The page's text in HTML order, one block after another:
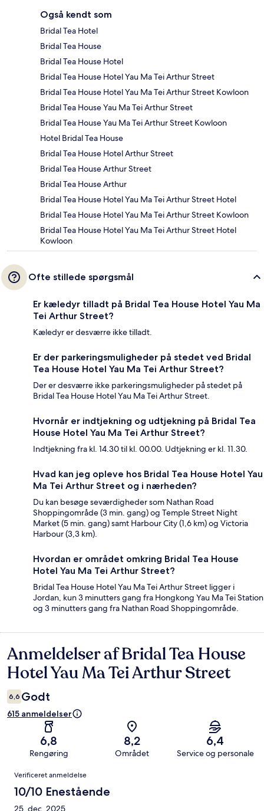
Også kendt som
Bridal Tea Hotel
Bridal Tea House
Bridal Tea House Hotel
Bridal Tea House Hotel Yau Ma Tei Arthur Street
Bridal Tea House Hotel Yau Ma Tei Arthur Street Kowloon
Bridal Tea House Yau Ma Tei Arthur Street
Bridal Tea House Yau Ma Tei Arthur Street Kowloon
Hotel Bridal Tea House
Bridal Tea House Hotel Arthur Street
Bridal Tea House Arthur Street
Bridal Tea House Arthur
Bridal Tea House Hotel Yau Ma Tei Arthur Street Hotel
Bridal Tea House Hotel Yau Ma Tei Arthur Street Kowloon
Bridal Tea House Hotel Yau Ma Tei Arthur Street Hotel
Kowloon
Ofte stillede spørgsmål
Er kæledyr tilladt på Bridal Tea House Hotel Yau Ma
Tei Arthur Street?
Kæledyr er desværre ikke tilladt.
Er der parkeringsmuligheder på stedet ved Bridal
Tea House Hotel Yau Ma Tei Arthur Street?
Der er desværre ikke parkeringsmuligheder på stedet på
Bridal Tea House Hotel Yau Ma Tei Arthur Street.
Hvornår er indtjekning og udtjekning på Bridal Tea
House Hotel Yau Ma Tei Arthur Street?
Indtjekning fra kl. 14.30 til kl. 00.00. Udtjekning er kl. 11.30.
Hvad kan jeg opleve hos Bridal Tea House Hotel Yau
Ma Tei Arthur Street og i nærheden?
Du kan besøge seværdigheder som Nathan Road
Shoppingområde (3 min. gang) og Temple Street Night
Market (5 min. gang) samt Harbour City (1,6 km) og Victoria
Harbour (3,3 km).
Hvordan er området omkring Bridal Tea House
Hotel Yau Ma Tei Arthur Street?
Bridal Tea House Hotel Yau Ma Tei Arthur Street ligger i
Jordan, kun 3 minutters gang fra Hongkong Yau Ma Tei Station
og 3 minutters gang fra Nathan Road Shoppingområde.
Anmeldelser
Anmeldelser af Bridal Tea House
Hotel Yau Ma Tei Arthur Street
6,6 Godt
615 anmeldelser
6,8
Rengøring
8,2
Området
6,4
Service og personale
Anmeldelser
Verificeret anmeldelse
10/10 Enestående
25. dec. 2025